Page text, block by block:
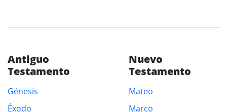
Antiguo
Testamento
Génesis
Éxodo
Nuevo
Testamento
Mateo
Marco